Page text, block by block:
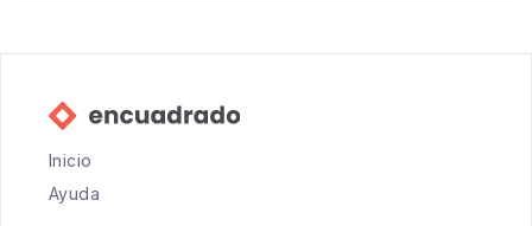
Inicio
Ayuda